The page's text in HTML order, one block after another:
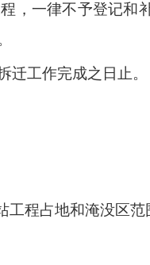
，一律不予登记
迁工作完成之日止。
程占地和淹没区